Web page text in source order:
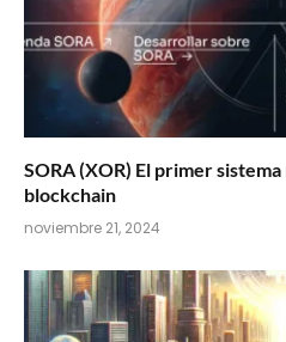
SORA (XOR) El primer
blockchain
noviembre 21, 2024